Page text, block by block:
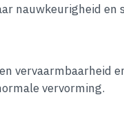
nauwkeurigheid
vervaarmbaarheid
vervorming.